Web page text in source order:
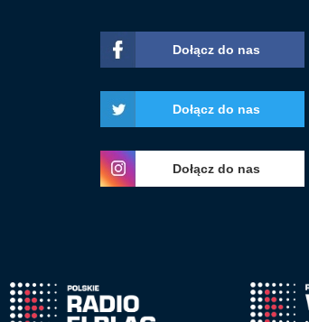
Dołącz do nas
Dołącz do nas
Dołącz do nas